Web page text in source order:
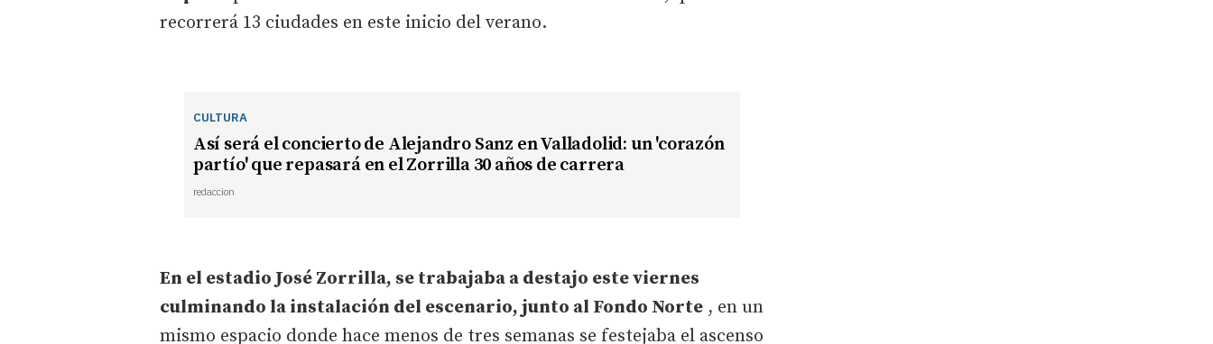
recorrerá 13 ciudades en este inicio del verano.
CULTURA
Así será el concierto de Alejandro Sanz en Valladolid: un 'corazón
partío' que repasará en el Zorrilla 30 años de carrera
redaccion
En el estadio José Zorrilla, se trabajaba a destajo este viernes
culminando la instalación del escenario, junto al Fondo Norte , en un
mismo espacio donde hace menos de tres semanas se festejaba el ascenso